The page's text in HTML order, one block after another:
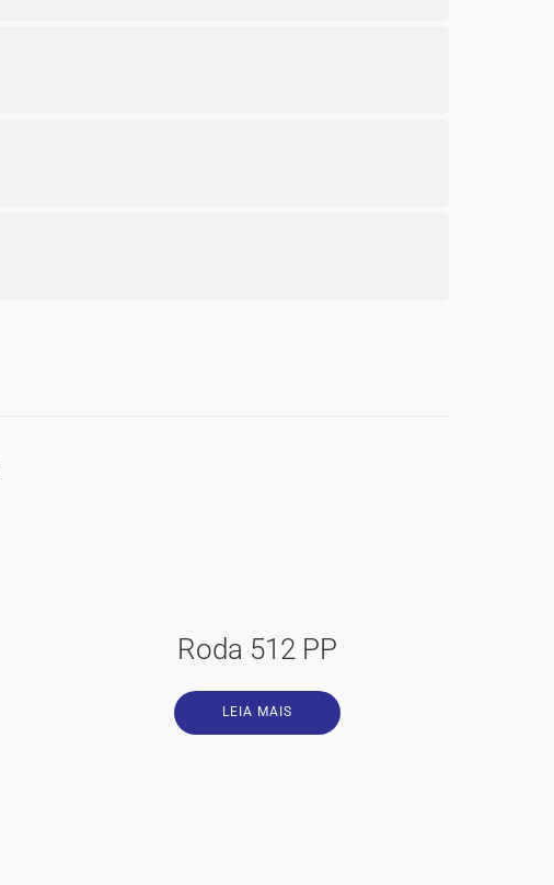
Roda 512 PP
LEIA MAIS